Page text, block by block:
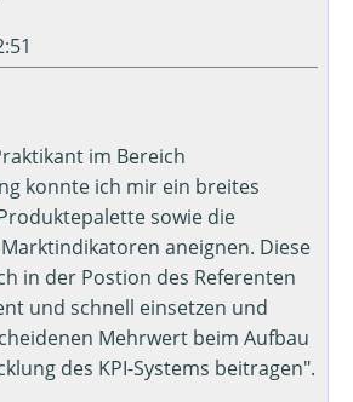
im Bereich
konnte ich mir ein breites
sowie die
aneignen. Diese
in der Postion des Referenten
und schnell einsetzen und
Mehrwert beim Aufbau
des KPI-Systems beitragen".